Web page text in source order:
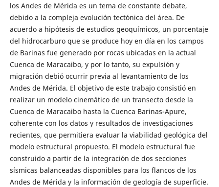
los Andes de Mérida es un tema de constante debate,
debido a la compleja evolución tectónica del área. De
acuerdo a hipótesis de estudios geoquímicos, un porcentaje
del hidrocarburo que se produce hoy en día en los campos
de Barinas fue generado por rocas ubicadas en la actual
Cuenca de Maracaibo, y por lo tanto, su expulsión y
migración debió ocurrir previa al levantamiento de los
Andes de Mérida. El objetivo de este trabajo consistió en
realizar un modelo cinemático de un transecto desde la
Cuenca de Maracaibo hasta la Cuenca Barinas-Apure,
coherente con los datos y resultados de investigaciones
recientes, que permitiera evaluar la viabilidad geológica del
modelo estructural propuesto. El modelo estructural fue
construido a partir de la integración de dos secciones
sísmicas balanceadas disponibles para los flancos de los
Andes de Mérida y la información de geología de superficie.